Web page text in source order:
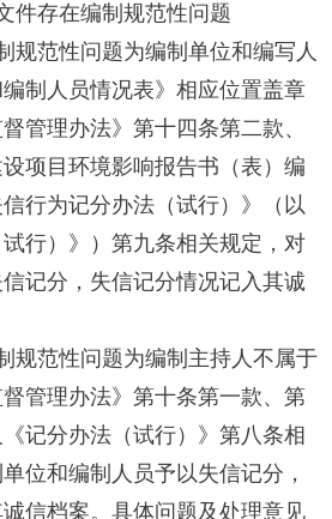
存在编制规范性问题
范性问题为编制单位和编写人
制人员情况表》相应位置盖章
管理办法》第十四条第二款、
项目环境影响报告书（表）编
行为记分办法（试行）》（以
行）》）第九条相关规定，对
记分，失信记分情况记入其诚
范性问题为编制主持人不属于
管理办法》第十条第一款、第
记分办法（试行）》第八条相
位和编制人员予以失信记分，
信档案。具体问题及处理意见